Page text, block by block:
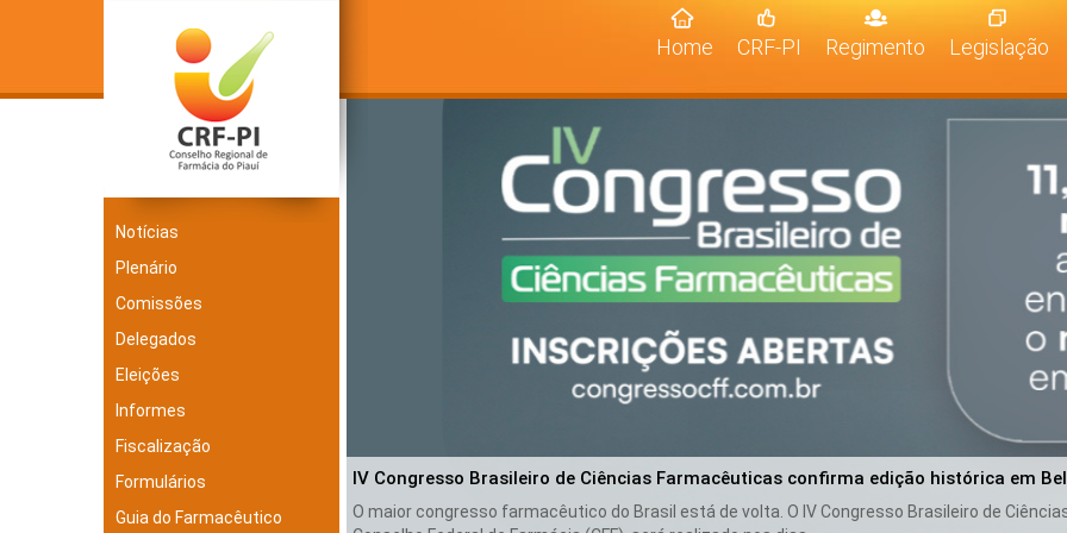
Home (current)
CRF-PI Regimento Legislação
Notícias
Plenário
Comissões
Delegados
Eleições
Informes
Fiscalização
Formulários
Guia do Farmacêutico
IV Congresso Brasileiro de Ciências Farmacêuticas confirma edição histórica em
O maior congresso farmacêutico do Brasil está de volta. O IV Congresso Brasileiro de